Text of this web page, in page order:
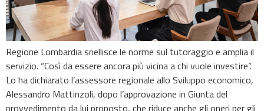
Regione Lombardia snellisce le norme sul tutoraggio e amplia il
servizio. “Così da essere ancora più vicina a chi vuole investire”.
Lo ha dichiarato l’assessore regionale allo Sviluppo economico,
Alessandro Mattinzoli, dopo l’approvazione in Giunta del